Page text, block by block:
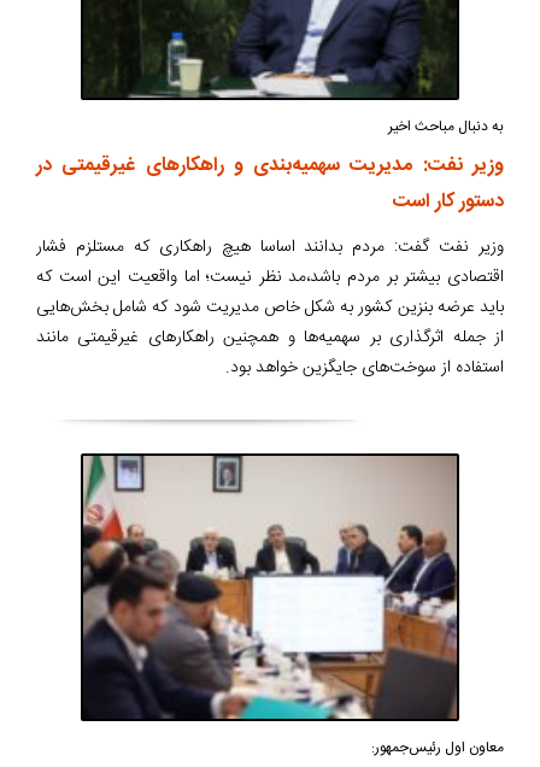
به دنبال مباحث اخیر
وزیر نفت: مدیریت سهمیه‌بندی و راهکارهای غیرقیمتی در
دستور کار است
وزیر نفت گفت: مردم بدانند اساسا هیچ راهکاری که مستلزم فشار
اقتصادی بیشتر بر مردم باشد،مد نظر نیست؛ اما واقعیت این است که
باید عرضه بنزین کشور به شکل خاص مدیریت شود که شامل بخش‌هایی
از جمله اثرگذاری بر سهمیه‌ها و همچنین راهکارهای غیرقیمتی مانند
استفاده از سوخت‌های جایگزین خواهد بود.
معاون اول رئیس‌جمهور: